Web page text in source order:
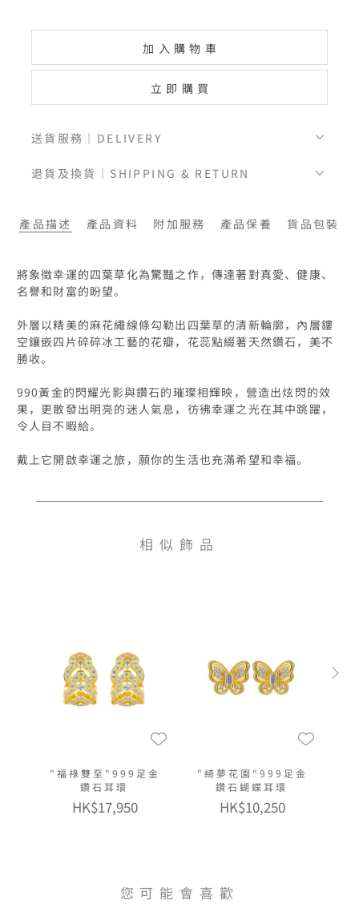
加入購物車
立即購買
送貨服務｜DELIVERY
退貨及換貨｜SHIPPING & RETURN
產品描述 產品資料 附加服務 產品保養 貨品包裝
將象徵幸運的四葉草化為驚豔之作，傳達著對真愛、健康、
名譽和財富的盼望。
外層以精美的麻花繩線條勾勒出四葉草的清新輪廓，內層鏤
空鑲嵌四片碎碎冰工藝的花瓣，花蕊點綴著天然鑽石，美不
勝收。
990黃金的閃耀光影與鑽石的璀璨相輝映，營造出炫閃的效
果，更散發出明亮的迷人氣息，彷彿幸運之光在其中跳躍，
令人目不暇給。
戴上它開啟幸運之旅，願你的生活也充滿希望和幸福。
相似飾品
"福祿雙至"999足金
鑽石耳環
HK$17,950
"綺夢花園"999足金
鑽石蝴蝶耳環
HK$10,250
您可能會喜歡